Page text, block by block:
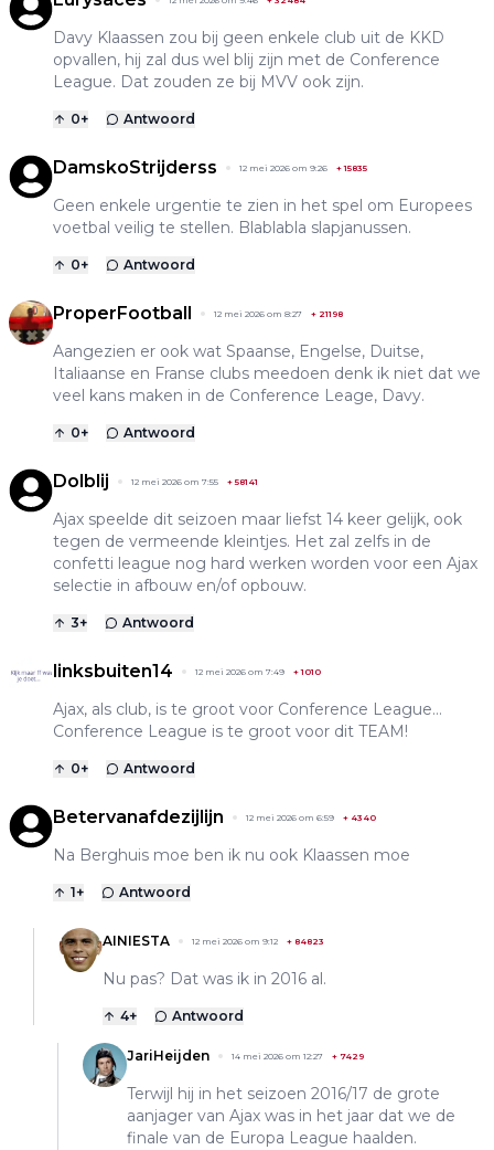
Davy Klaassen zou bij geen enkele club uit de KKD
opvallen, hij zal dus wel blij zijn met de Conference
League. Dat zouden ze bij MVV ook zijn.
0+ Antwoord
DamskoStrijderss 12 mei 2026 om 9:26 +15835
Geen enkele urgentie te zien in het spel om Europees
voetbal veilig te stellen. Blablabla slapjanussen.
0+ Antwoord
ProperFootball 12 mei 2026 om 8:27 + 21198
Aangezien er ook wat Spaanse, Engelse, Duitse,
Italiaanse en Franse clubs meedoen denk ik niet dat we
veel kans maken in de Conference Leage, Davy.
0+ Antwoord
Dolblij 12 mei 2026 om 7:55 +58141
Ajax speelde dit seizoen maar liefst 14 keer gelijk, ook
tegen de vermeende kleintjes. Het zal zelfs in de
confetti league nog hard werken worden voor een Ajax
selectie in afbouw en/of opbouw.
3+ Antwoord
linksbuiten14 12 mei 2026 om 7:49 +1010
Ajax, als club, is te groot voor Conference League…
Conference League is te groot voor dit TEAM!
0+ Antwoord
Betervanafdezijlijn 12 mei 2026 om 6:59 + 4340
Na Berghuis moe ben ik nu ook Klaassen moe
1+ Antwoord
AINIESTA 12 mei 2026 om 9:12 + 84823
Nu pas? Dat was ik in 2016 al.
4+ Antwoord
JariHeijden 14 mei 2026 om 12:27 + 7429
Terwijl hij in het seizoen 2016/17 de grote
aanjager van Ajax was in het jaar dat we de
finale van de Europa League haalden.